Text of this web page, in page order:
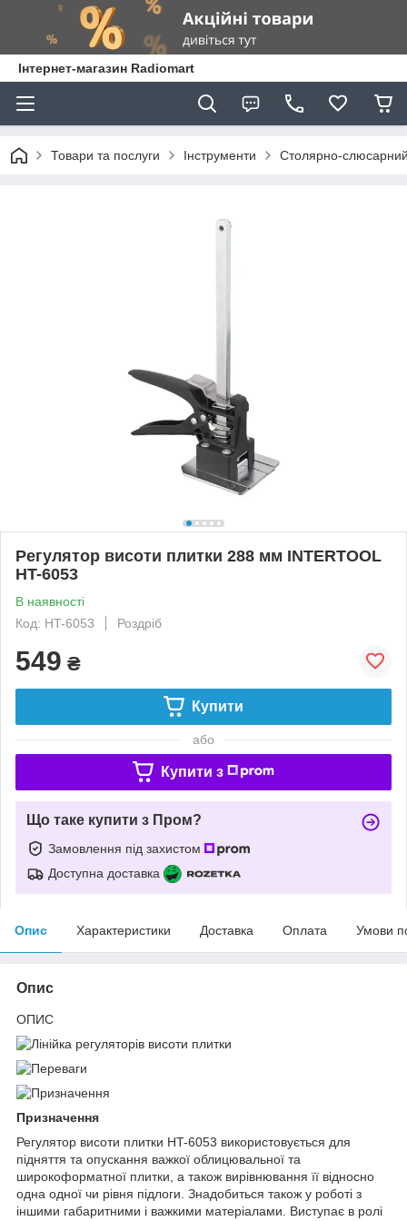
Інтернет-магазин Radiomart
Товари та послуги Інструменти Столярно-
Регулятор висоти плитки 288 мм INTERTOOL
HT-6053
В наявності
Код: HT-6053
Роздріб
549 ₴
Купити
або
Купити з
Що таке купити з Пром?
Замовлення під захистом
Доступна доставка
Опис Характеристики Доставка Оплата Умови
Опис
ОПИС
Призначення
Регулятор висоти плитки HT-6053 використовується для
підняття та опускання важкої облицювальної та
широкоформатної плитки, а також вирівнювання її відносно
одна одної чи рівня підлоги. Знадобиться також у роботі з
іншими габаритними і важкими матеріалами. Виступає в ролі